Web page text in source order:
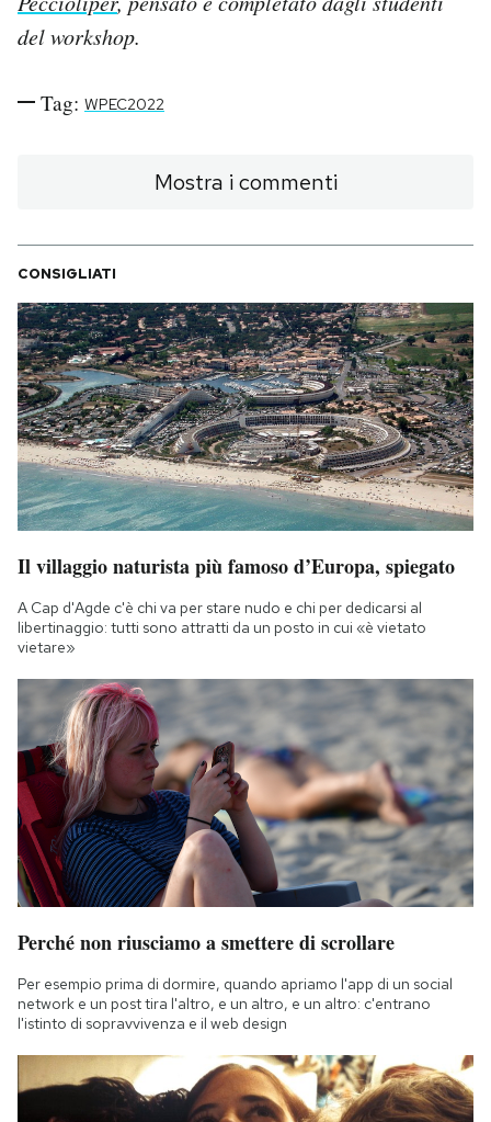
del workshop.
Tag: WPEC2022
Mostra i commenti
CONSIGLIATI
Il villaggio naturista più famoso d’Europa, spiegato
A Cap d'Agde c'è chi va per stare nudo e chi per dedicarsi al
libertinaggio: tutti sono attratti da un posto in cui «è vietato
vietare»
Perché non riusciamo a smettere di scrollare
Per esempio prima di dormire, quando apriamo l'app di un social
network e un post tira l'altro, e un altro, e un altro: c'entrano
l'istinto di sopravvivenza e il web design